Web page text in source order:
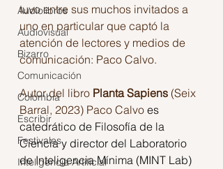
Audiolibros
Audiovisual
Bizarro
Comunicación
Colombia
Escribir
Festivales
Inteligencia Artificial
tuvo entre sus muchos invitados a
uno en particular que captó la
atención de lectores y medios de
comunicación: Paco Calvo.
Autor del libro Planta Sapiens (Seix
Barral, 2023) Paco Calvo es
catedrático de Filosofía de la
Ciencia y director del Laboratorio
de Inteligencia Mínima (MINT Lab)